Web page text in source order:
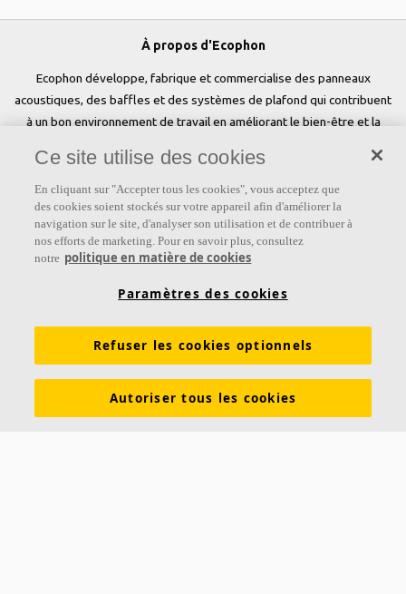
À propos d'Ecophon
Ecophon développe, fabrique et commercialise des panneaux
acoustiques, des baffles et des systèmes de plafond qui contribuent
à un bon environnement de travail en améliorant le bien-être et la
people» est au cœur de tout ce que nous faisons.
Suivez-nous
Liens
Connaissances sur l'acoustique Produits
Couleurs et revêtements
Ce site utilise des cookies
En cliquant sur "Accepter tous les cookies", vous acceptez que
des cookies soient stockés sur votre appareil afin d'améliorer la
navigation sur le site, d'analyser son utilisation et de contribuer à
nos efforts de marketing. Pour en savoir plus, consultez
notre politique en matière de cookies
Paramètres des cookies
Refuser les cookies optionnels
Autoriser tous les cookies